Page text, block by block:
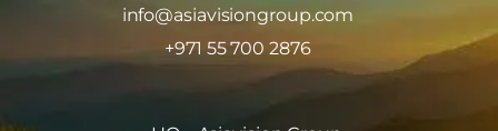
info@asiavisiongroup.com
+971 55 700 2876